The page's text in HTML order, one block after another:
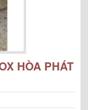
HÒA PHÁT